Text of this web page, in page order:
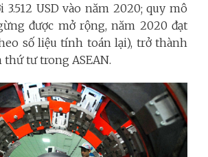
3.512 USD vào năm 2020; quy mô
được mở rộng, năm 2020 đạt
số liệu tính toán lại), trở thành
tư trong ASEAN.